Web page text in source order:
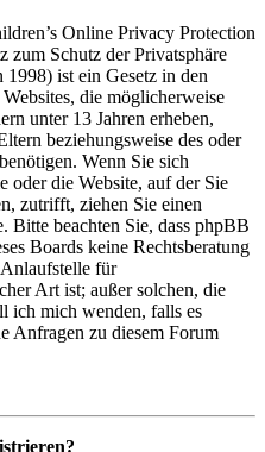
Online Privacy Protection
zum Schutz der Privatsphäre
ist ein Gesetz in den
die möglicherweise
unter 13 Jahren erheben,
beziehungsweise des oder
Wenn Sie sich
oder die Website, auf der Sie
zutrifft, ziehen Sie einen
Bitte beachten Sie, dass phpBB
Boards keine Rechtsberatung
für
Art ist; außer solchen, die
ich mich wenden, falls es
Anfragen zu diesem Forum